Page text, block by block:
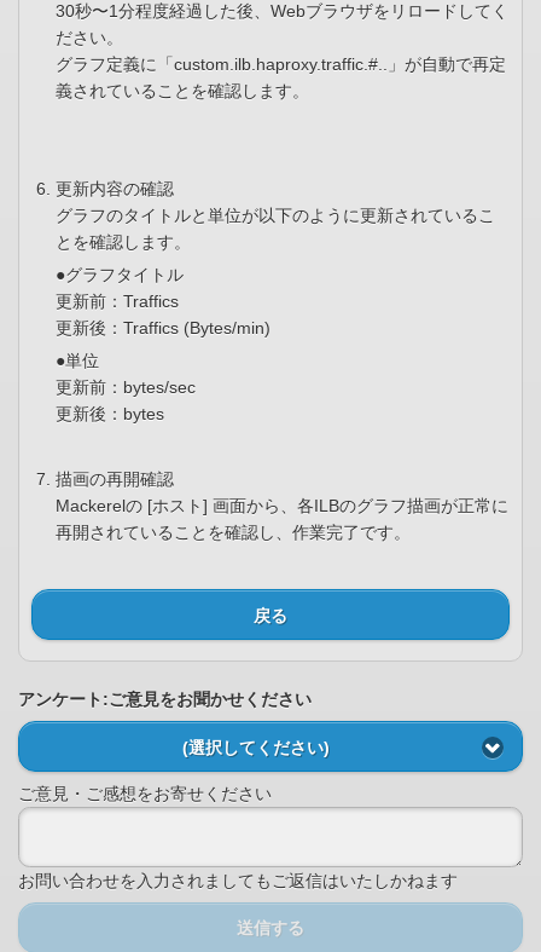
30秒〜1分程度経過した後、Webブラウザをリロードしてく
ださい。
グラフ定義に「custom.ilb.haproxy.traffic.#..」が自動で再定
義されていることを確認します。
更新内容の確認
グラフのタイトルと単位が以下のように更新されているこ
とを確認します。
●グラフタイトル
更新前：Traffics
更新後：Traffics (Bytes/min)
●単位
更新前：bytes/sec
更新後：bytes
描画の再開確認
Mackerelの [ホスト] 画面から、各ILBのグラフ描画が正常に
再開されていることを確認し、作業完了です。
戻る
アンケート:ご意見をお聞かせください
(選択してください)
ご意見・ご感想をお寄せください
お問い合わせを入力されましてもご返信はいたしかねます
送信する